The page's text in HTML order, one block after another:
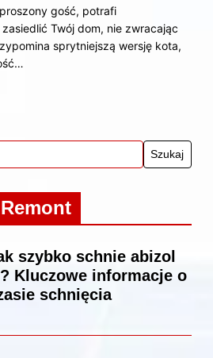
gość, potrafi
Twój dom, nie zwracając
sprytniejszą wersję kota,
Remont
szybko schnie abizol
Kluczowe informacje o
schnięcia